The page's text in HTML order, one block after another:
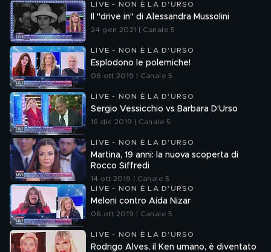
LIVE - NON È LA D'URSO
Il "drive in" di Alessandra Mussolini
24 gen 2021 | Canale 5
LIVE - NON È LA D'URSO
Esplodono le polemiche!
06 ott 2019 | Canale 5
LIVE - NON È LA D'URSO
Sergio Vessicchio vs Barbara D'Urso
16 dic 2019 | Canale 5
LIVE - NON È LA D'URSO
Martina, 19 anni: la nuova scoperta di
Rocco Siffredi
14 ott 2019 | Canale 5
LIVE - NON È LA D'URSO
Meloni contro Aida Nizar
06 ott 2019 | Canale 5
LIVE - NON È LA D'URSO
Rodrigo Alves, il Ken umano, è diventato